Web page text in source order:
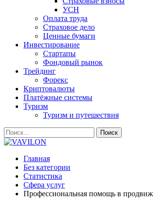
УСН
Оплата труда
Страховое дело
Ценные бумаги
Инвестирование
Стартапы
Фондовый рынок
Трейдинг
Форекс
Криптовалюты
Платёжные системы
Туризм
Туризм и путешествия
Главная
Без категории
Статистика
Сфера услуг
Профессиональная помощь в